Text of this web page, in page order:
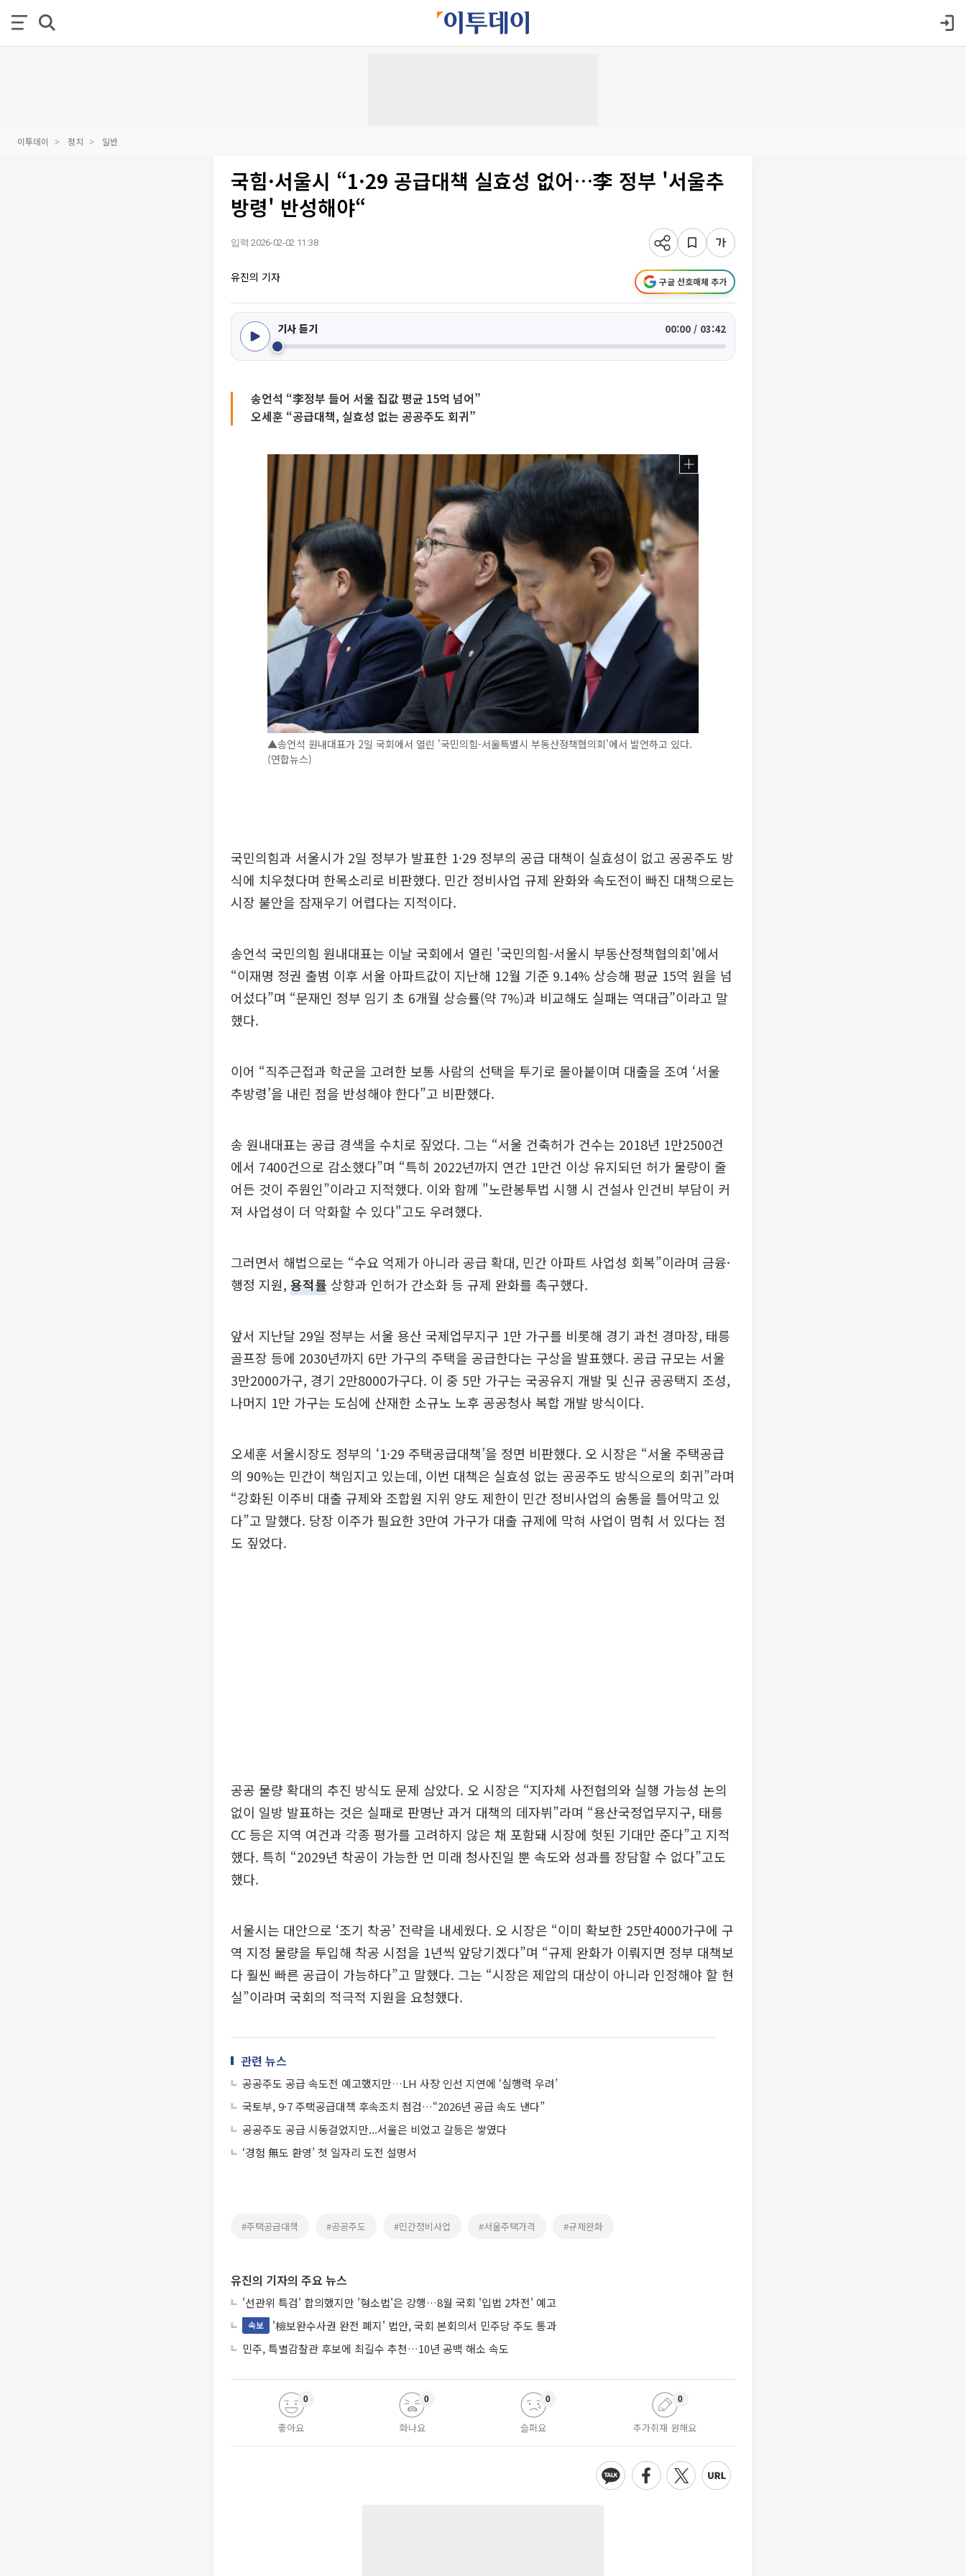
이투데이 정치 일반
국힘·서울시 “1·29 공급대책 실효성 없어…李 정부 '서울추
방령' 반성해야“
입력 2026-02-02 11:38
유진의 기자 구글 선호매체 추가
기사 듣기 00:00 / 03:42
송언석 “李정부 들어 서울 집값 평균 15억 넘어”
오세훈 “공급대책, 실효성 없는 공공주도 회귀”
▲송언석 원내대표가 2일 국회에서 열린 '국민의힘-서울특별시 부동산정책협의회'에서 발언하고 있다.
(연합뉴스)
국민의힘과 서울시가 2일 정부가 발표한 1·29 정부의 공급 대책이 실효성이 없고 공공주도 방
식에 치우쳤다며 한목소리로 비판했다. 민간 정비사업 규제 완화와 속도전이 빠진 대책으로는
시장 불안을 잠재우기 어렵다는 지적이다.
송언석 국민의힘 원내대표는 이날 국회에서 열린 '국민의힘-서울시 부동산정책협의회'에서
“이재명 정권 출범 이후 서울 아파트값이 지난해 12월 기준 9.14% 상승해 평균 15억 원을 넘
어섰다”며 “문재인 정부 임기 초 6개월 상승률(약 7%)과 비교해도 실패는 역대급”이라고 말
했다.
이어 “직주근접과 학군을 고려한 보통 사람의 선택을 투기로 몰아붙이며 대출을 조여 ‘서울
추방령’을 내린 점을 반성해야 한다”고 비판했다.
송 원내대표는 공급 경색을 수치로 짚었다. 그는 “서울 건축허가 건수는 2018년 1만2500건
에서 7400건으로 감소했다”며 “특히 2022년까지 연간 1만건 이상 유지되던 허가 물량이 줄
어든 것이 주원인”이라고 지적했다. 이와 함께 "노란봉투법 시행 시 건설사 인건비 부담이 커
져 사업성이 더 악화할 수 있다"고도 우려했다.
그러면서 해법으로는 “수요 억제가 아니라 공급 확대, 민간 아파트 사업성 회복”이라며 금융·
행정 지원, 용적률 상향과 인허가 간소화 등 규제 완화를 촉구했다.
앞서 지난달 29일 정부는 서울 용산 국제업무지구 1만 가구를 비롯해 경기 과천 경마장, 태릉
골프장 등에 2030년까지 6만 가구의 주택을 공급한다는 구상을 발표했다. 공급 규모는 서울
3만2000가구, 경기 2만8000가구다. 이 중 5만 가구는 국공유지 개발 및 신규 공공택지 조성,
나머지 1만 가구는 도심에 산재한 소규노 노후 공공청사 복합 개발 방식이다.
오세훈 서울시장도 정부의 ‘1·29 주택공급대책’을 정면 비판했다. 오 시장은 “서울 주택공급
의 90%는 민간이 책임지고 있는데, 이번 대책은 실효성 없는 공공주도 방식으로의 회귀”라며
“강화된 이주비 대출 규제와 조합원 지위 양도 제한이 민간 정비사업의 숨통을 틀어막고 있
다”고 말했다. 당장 이주가 필요한 3만여 가구가 대출 규제에 막혀 사업이 멈춰 서 있다는 점
도 짚었다.
공공 물량 확대의 추진 방식도 문제 삼았다. 오 시장은 “지자체 사전협의와 실행 가능성 논의
없이 일방 발표하는 것은 실패로 판명난 과거 대책의 데자뷔”라며 “용산국정업무지구, 태릉
CC 등은 지역 여건과 각종 평가를 고려하지 않은 채 포함돼 시장에 헛된 기대만 준다”고 지적
했다. 특히 “2029년 착공이 가능한 먼 미래 청사진일 뿐 속도와 성과를 장담할 수 없다”고도
했다.
서울시는 대안으로 ‘조기 착공’ 전략을 내세웠다. 오 시장은 “이미 확보한 25만4000가구에 구
역 지정 물량을 투입해 착공 시점을 1년씩 앞당기겠다”며 “규제 완화가 이뤄지면 정부 대책보
다 훨씬 빠른 공급이 가능하다”고 말했다. 그는 “시장은 제압의 대상이 아니라 인정해야 할 현
실”이라며 국회의 적극적 지원을 요청했다.
관련 뉴스
공공주도 공급 속도전 예고했지만…LH 사장 인선 지연에 ‘실행력 우려’
국토부, 9·7 주택공급대책 후속조치 점검…“2026년 공급 속도 낸다”
공공주도 공급 시동걸었지만...서울은 비었고 갈등은 쌓였다
‘경험 無도 환영’ 첫 일자리 도전 설명서
#주택공급대책 #공공주도 #민간정비사업 #서울주택가격 #규제완화
유진의 기자의 주요 뉴스
'선관위 특검' 합의했지만 '형소법'은 강행…8월 국회 '입법 2차전' 예고
속보
'檢보완수사권 완전 폐지' 법안, 국회 본회의서 민주당 주도 통과
민주, 특별감찰관 후보에 최길수 추천…10년 공백 해소 속도
좋아요
0
화나요
0
슬퍼요
0
추가취재 원해요
0